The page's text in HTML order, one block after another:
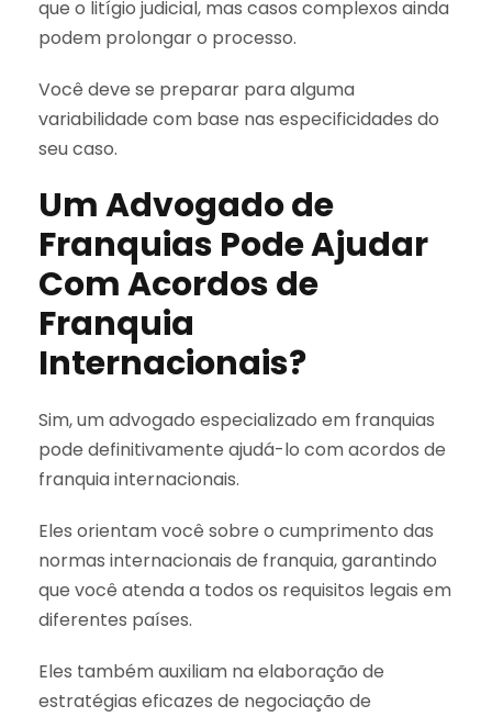
que o litígio judicial, mas casos complexos ainda
podem prolongar o processo.
Você deve se preparar para alguma
variabilidade com base nas especificidades do
seu caso.
Um Advogado de
Franquias Pode Ajudar
Com Acordos de
Franquia
Internacionais?
Sim, um advogado especializado em franquias
pode definitivamente ajudá-lo com acordos de
franquia internacionais.
Eles orientam você sobre o cumprimento das
normas internacionais de franquia, garantindo
que você atenda a todos os requisitos legais em
diferentes países.
Eles também auxiliam na elaboração de
estratégias eficazes de negociação de